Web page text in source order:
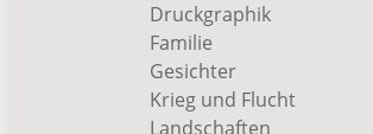
Druckgraphik
Familie
Gesichter
Krieg und Flucht
Landschaften